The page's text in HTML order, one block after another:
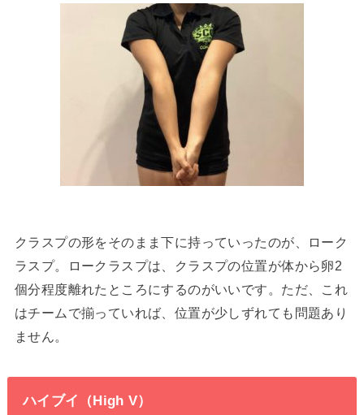
クラスプの形をそのまま下に持っていったのが、ローク
ラスプ。ロークラスプは、クラスプの位置が体から卵2
個分程度離れたところにするのがいいです。ただ、これ
はチームで揃っていれば、位置が少しずれても問題あり
ません。
ハイブイ（High V）